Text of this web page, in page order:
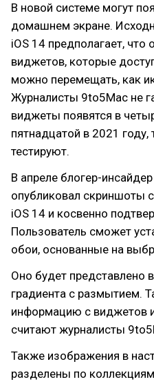
В новой системе могут
домашнем экране.
iOS 14 предполагает, что
виджетов, которые
можно перемещать, как
Журналисты 9to5Mac не
виджеты появятся в
пятнадцатой в 2021
тестируют.
В апреле блогер-
опубликовал скриншоты
iOS 14 и косвенно
Пользователь сможет
обои, основанные на
Оно будет представлено
градиента с размытием.
информацию с виджетов
считают журналисты
Также изображения в
разделены по